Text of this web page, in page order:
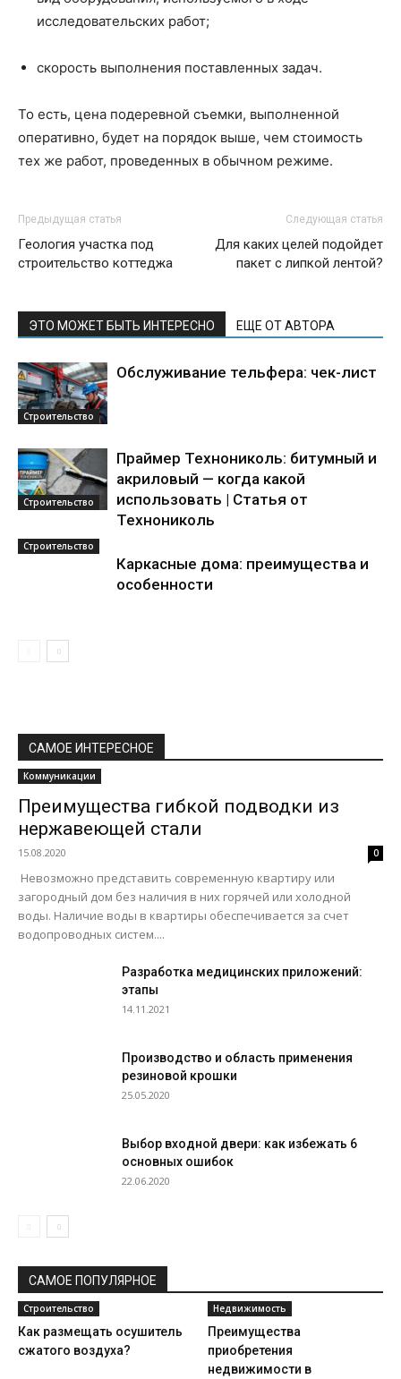
исследовательских работ;
скорость выполнения поставленных задач.
То есть, цена подеревной съемки, выполненной
оперативно, будет на порядок выше, чем стоимость
тех же работ, проведенных в обычном режиме.
Предыдущая статья
Геология участка под
строительство коттеджа
Следующая статья
Для каких целей подойдет
пакет с липкой лентой?
ЭТО МОЖЕТ БЫТЬ ИНТЕРЕСНО ЕЩЕ ОТ АВТОРА
Строительство
Обслуживание тельфера: чек-лист
Строительство
Праймер Технониколь: битумный и
акриловый — когда какой
использовать | Статья от
Технониколь
Строительство
Каркасные дома: преимущества и
особенности
САМОЕ ИНТЕРЕСНОЕ
Коммуникации
Преимущества гибкой подводки из
нержавеющей стали
15.08.2020 0
Невозможно представить современную квартиру или
загородный дом без наличия в них горячей или холодной
воды. Наличие воды в квартиры обеспечивается за счет
водопроводных систем....
Разработка медицинских приложений:
этапы
14.11.2021
Производство и область применения
резиновой крошки
25.05.2020
Выбор входной двери: как избежать 6
основных ошибок
22.06.2020
САМОЕ ПОПУЛЯРНОЕ
Строительство
Как размещать осушитель
сжатого воздуха?
Недвижимость
Преимущества
приобретения
недвижимости в